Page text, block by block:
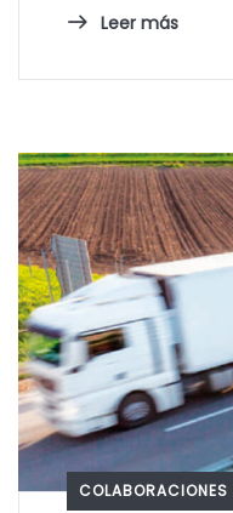
Leer más
COLABORACIONES